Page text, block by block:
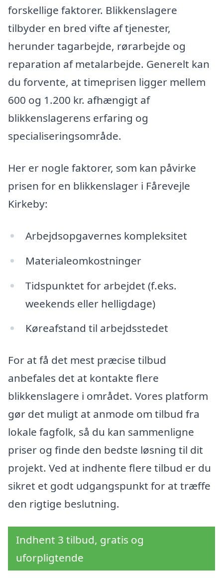
forskellige faktorer. Blikkenslagere
tilbyder en bred vifte af tjenester,
herunder tagarbejde, rørarbejde og
reparation af metalarbejde. Generelt kan
du forvente, at timeprisen ligger mellem
600 og 1.200 kr. afhængigt af
blikkenslagerens erfaring og
specialiseringsområde.
Her er nogle faktorer, som kan påvirke
prisen for en blikkenslager i Fårevejle
Kirkeby:
Arbejdsopgavernes kompleksitet
Materialeomkostninger
Tidspunktet for arbejdet (f.eks.
weekends eller helligdage)
Køreafstand til arbejdsstedet
For at få det mest præcise tilbud
anbefales det at kontakte flere
blikkenslagere i området. Vores platform
gør det muligt at anmode om tilbud fra
lokale fagfolk, så du kan sammenligne
priser og finde den bedste løsning til dit
projekt. Ved at indhente flere tilbud er du
sikret et godt udgangspunkt for at træffe
den rigtige beslutning.
Indhent 3 tilbud, gratis og
uforpligtende